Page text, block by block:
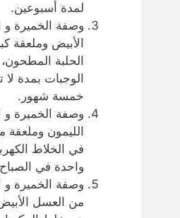
لمدة أسبوعين.
وصفة الخميرة و
الأبيض وملعقة
الحلبة
الوجبات بمدة
خمسة شهور.
وصفة الخميرة
الليمون
في الخلاط
واحدة في